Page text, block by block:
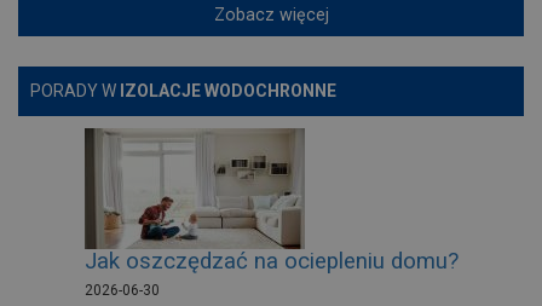
Zobacz więcej
PORADY W IZOLACJE WODOCHRONNE
Jak oszczędzać na ociepleniu domu?
2026-06-30